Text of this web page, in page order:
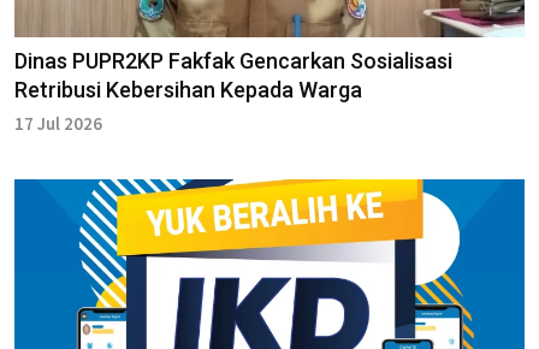
Dinas PUPR2KP Fakfak Gencarkan Sosialisasi
Retribusi Kebersihan Kepada Warga
17 Jul 2026